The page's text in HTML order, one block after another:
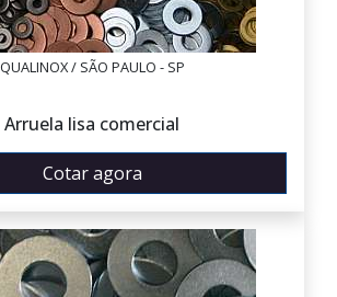
QUALINOX / SÃO PAULO - SP
Arruela lisa comercial
Cotar agora